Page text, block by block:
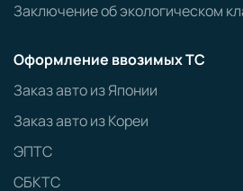
Заключение об экологическом
Оформление ввозимых ТС
Заказ авто из Японии
Заказ авто из Кореи
ЭПТС
СБКТС